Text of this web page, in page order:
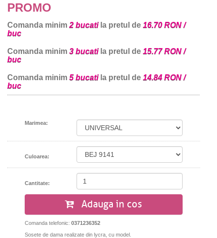
PROMO
Comanda minim 2 bucatila pretul de 16.70 RON /
buc
Comanda minim 3 bucatila pretul de 15.77 RON /
buc
Comanda minim 5 bucatila pretul de 14.84 RON /
buc
Marimea:
Culoarea:
Cantitate:
Adauga in cos
Comanda telefonic: 0371236352
Sosete de dama realizate din lycra, cu model.